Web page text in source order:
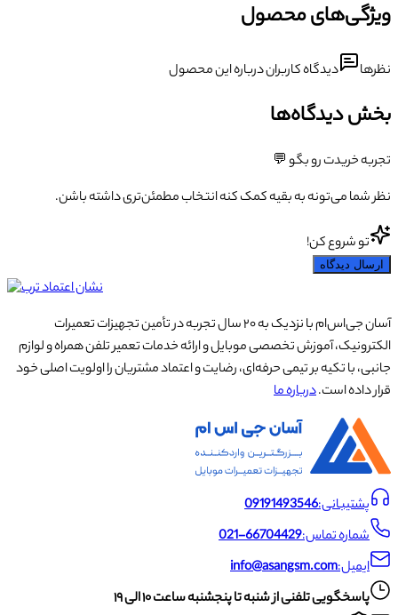
ویژگی‌های محصول
نظرها دیدگاه کاربران درباره این محصول
بخش دیدگاه‌ها
تجربه خریدت رو بگو 💬
نظر شما می‌تونه به بقیه کمک کنه انتخاب مطمئن‌تری داشته باشن.
تو شروع کن!
ارسال دیدگاه
آسان جی‌اس‌ام با نزدیک به ۲۰ سال تجربه در تأمین تجهیزات تعمیرات
الکترونیک، آموزش تخصصی موبایل و ارائه خدمات تعمیر تلفن همراه و لوازم
جانبی، با تکیه بر تیمی حرفه‌ای، رضایت و اعتماد مشتریان را اولویت اصلی خود
قرار داده است.درباره ما
پشتیبانی:09191493546
شماره تماس:021-66704429
ایمیل:info@asangsm.com
پاسخگویی تلفنی از شنبه تا پنجشنبه ساعت ۱۰ الی ۱۹